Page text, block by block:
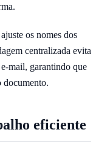
os nomes dos
centralizada evita
mail, garantindo que
documento.
eficiente